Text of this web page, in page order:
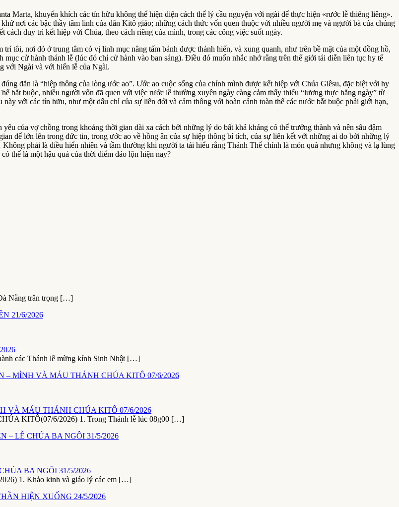
Marta, khuyến khích các tín hữu không thể hiện diện cách thể lý cầu nguyện với ngài để thực hiện «rước lễ thiêng liêng».
nơi các bậc thầy tâm linh của dân Kitô giáo; những cách thức vốn quen thuộc với nhiều người mẹ và người bà của chúng
duy trì kết hiệp với Chúa, theo cách riêng của mình, trong các công việc suốt ngày.
tôi, nơi đó ở trung tâm có vị linh mục nâng tấm bánh được thánh hiến, và xung quanh, như trên bề mặt của một đồng hồ,
cử hành thánh lễ (lúc đó chỉ cử hành vào ban sáng). Điều đó muốn nhắc nhớ rằng trên thế giới tái diễn liên tục hy tế
với Ngài và với hiến lễ của Ngài.
đắn là “hiệp thông của lòng ước ao”. Ước ao cuộc sống của chính mình được kết hiệp với Chúa Giêsu, đặc biệt với hy
bắt buộc, nhiều người vốn đã quen với việc rước lễ thường xuyên ngày càng cảm thấy thiếu “lương thực hằng ngày” từ
với các tín hữu, như một dấu chỉ của sự liên đới và cảm thông với hoàn cảnh toàn thể các nước bắt buộc phải giới hạn,
của vợ chồng trong khoảng thời gian dài xa cách bởi những lý do bất khả kháng có thể trưởng thành và nên sâu đậm
để lớn lên trong đức tin, trong ước ao về hồng ân của sự hiệp thông bí tích, của sự liên kết với những ai do bởi những lý
phải là điều hiển nhiên và tầm thường khi người ta tái hiểu rằng Thánh Thể chính là món quà nhưng không và lạ lùng
thể là một hậu quả của thời điểm đảo lộn hiện nay?
Nẵng trân trọng […]
các Thánh lễ mừng kính Sinh Nhật […]
VÀ MÁU THÁNH CHÚA KITÔ 07/6/2026
KITÔ(07/6/2026) 1. Trong Thánh lễ lúc 08g00 […]
BA NGÔI 31/5/2026
1. Khảo kinh và giáo lý các em […]